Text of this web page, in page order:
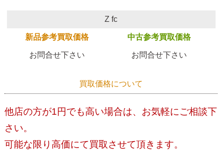
Z fc
新品参考買取価格 中古参考買取価格
お問合せ下さい お問合せ下さい
買取価格について
他店の方が1円でも高い場合は、お気軽にご相談下
さい。
可能な限り高価にて買取させて頂きます。